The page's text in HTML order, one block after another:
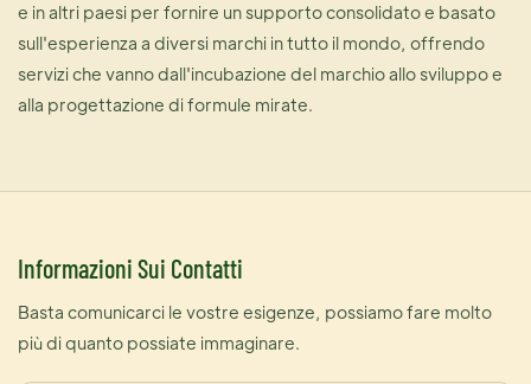
e in altri paesi per fornire un supporto consolidato e basato
sull'esperienza a diversi marchi in tutto il mondo, offrendo
servizi che vanno dall'incubazione del marchio allo sviluppo e
alla progettazione di formule mirate.
Informazioni Sui Contatti
Basta comunicarci le vostre esigenze, possiamo fare molto
più di quanto possiate immaginare.